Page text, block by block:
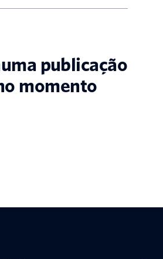
publicação
momento